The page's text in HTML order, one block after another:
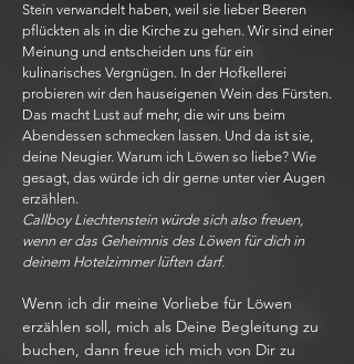
Stein verwandelt haben, weil sie lieber Beeren
pflückten als in die Kirche zu gehen. Wir sind einer
Meinung und entscheiden uns für ein
kulinarisches Vergnügen. In der Hofkellerei
probieren wir den hauseigenen Wein des Fürsten.
Das macht Lust auf mehr, die wir uns beim
Abendessen schmecken lassen. Und da ist sie,
deine Neugier. Warum ich Löwen so liebe? Wie
gesagt, das würde ich dir gerne unter vier Augen
erzählen.
Callboy Liechtenstein würde sich also freuen,
wenn er das Geheimnis des Löwen für dich in
deinem Hotelzimmer lüften darf.
Wenn ich dir meine Vorliebe für Löwen
erzählen soll, mich als Deine Begleitung zu
buchen, dann freue ich mich von Dir zu